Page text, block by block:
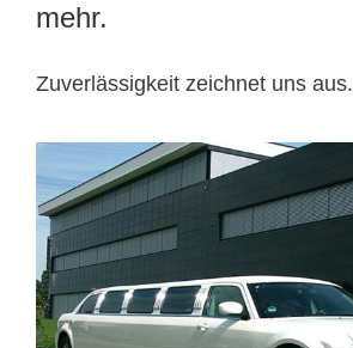
mehr.
Zuverlässigkeit zeichnet uns aus.